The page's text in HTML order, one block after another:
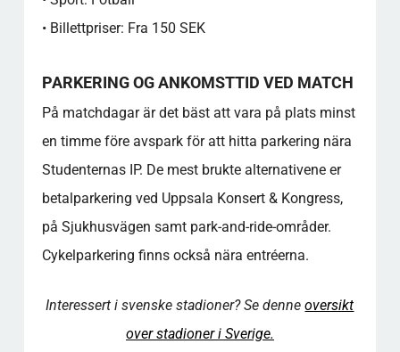
• Billettpriser: Fra 150 SEK
PARKERING OG ANKOMSTTID VED MATCH
På matchdagar är det bäst att vara på plats minst
en timme före avspark för att hitta parkering nära
Studenternas IP. De mest brukte alternativene er
betalparkering ved Uppsala Konsert & Kongress,
på Sjukhusvägen samt park-and-ride-områder.
Cykelparkering finns också nära entréerna.
Interessert i svenske stadioner? Se denneoversikt
over stadioner i Sverige.
Sammenligningstabell for medlemskap
FAKTAOVERSIKT - GODT Å VITE
For mer utdypende informasjon om dette
nedenfor, som gir ytterligere innsikt og
forklaringer.
FAQ - STUDENTERNAS IP
Hva er de beste parkeringsmulighetene i
nærheten av stadion på kampdager?
Hvilken inngang skal jeg bruke hvis jeg har
billett til langsidetribunene?
bruker rullestol eller bevegelseshjelpemidler?